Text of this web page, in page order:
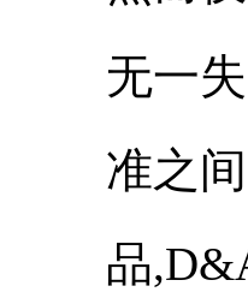
无一
准之
品